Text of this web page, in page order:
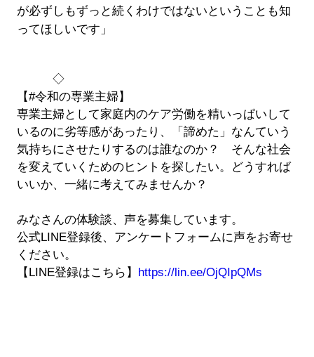
が必ずしもずっと続くわけではないということも知
ってほしいです」
◇
【#令和の専業主婦】
専業主婦として家庭内のケア労働を精いっぱいして
いるのに劣等感があったり、「諦めた」なんていう
気持ちにさせたりするのは誰なのか？ そんな社会
を変えていくためのヒントを探したい。どうすれば
いいか、一緒に考えてみませんか？
みなさんの体験談、声を募集しています。
公式LINE登録後、アンケートフォームに声をお寄せ
ください。
【LINE登録はこちら】 https://lin.ee/OjQIpQMs